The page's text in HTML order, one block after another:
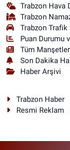
Trabzon Hava
Trabzon
Trabzon Trafik
Puan Durumu
Tüm Manşetler
Son Dakika
Haber Arşivi
Trabzon Haber
Resmi Reklam